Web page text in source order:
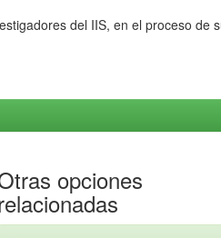
del IIS, en el proceso de
opciones